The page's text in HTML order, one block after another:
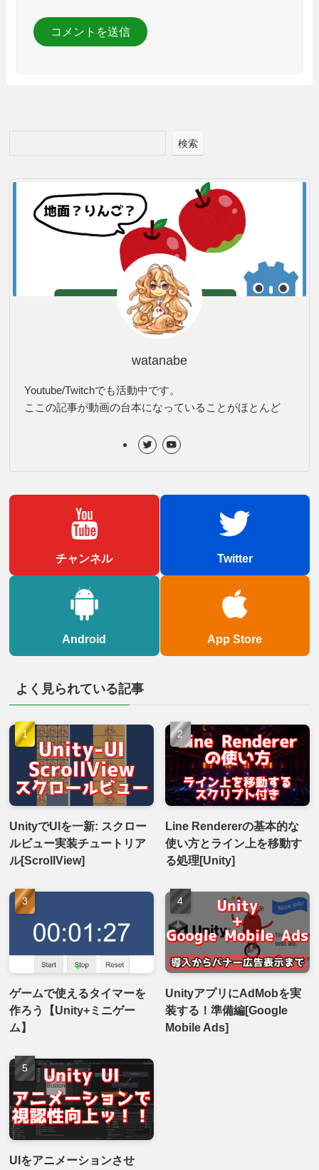
検索
watanabe
Youtube/Twitchでも活動中です。
ここの記事が動画の台本になっていることがほとんど
チャンネル Twitter
Android App Store
よく見られている記事
UnityでUIを一新: スクロー
ルビュー実装チュートリア
ル[ScrollView]
Line Rendererの基本的な
使い方とライン上を移動す
る処理[Unity]
ゲームで使えるタイマーを
作ろう【Unity+ミニゲー
ム】
UnityアプリにAdMobを実
装する！準備編[Google
Mobile Ads]
UIをアニメーションさせ